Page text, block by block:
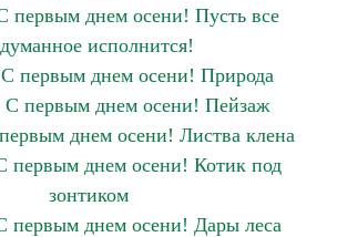
первым днем осени! Пусть все
исполнится!
первым днем осени! Природа
первым днем осени! Пейзаж
днем осени! Листва клена
первым днем осени! Котик под
зонтиком
первым днем осени! Дары леса